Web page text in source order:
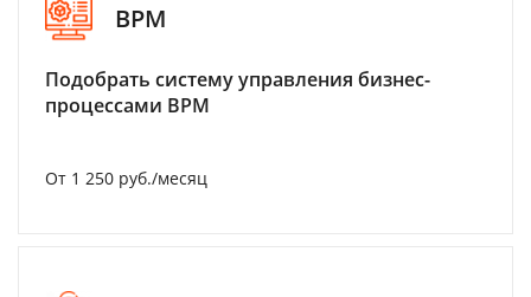
BPM
Подобрать систему управления бизнес-
процессами BPM
От 1 250 руб./месяц